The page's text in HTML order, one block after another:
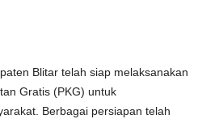
Blitar telah siap melaksanakan
Gratis (PKG) untuk
Berbagai persiapan telah